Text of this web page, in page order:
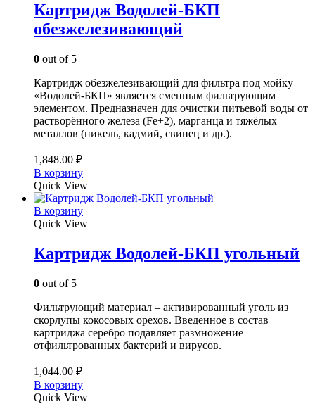
Картридж Водолей-БКП
обезжелезивающий
0 out of 5
Картридж обезжелезивающий для фильтра под мойку
«Водолей-БКП» является сменным фильтрующим
элементом. Предназначен для очистки питьевой воды от
растворённого железа (Fe+2), марганца и тяжёлых
металлов (никель, кадмий, свинец и др.).
1,848.00 ₽
В корзину
Quick View
В корзину
Quick View
Картридж Водолей-БКП угольный
0 out of 5
Фильтрующий материал – активированный уголь из
скорлупы кокосовых орехов. Введенное в состав
картриджа серебро подавляет размножение
отфильтрованных бактерий и вирусов.
1,044.00 ₽
В корзину
Quick View